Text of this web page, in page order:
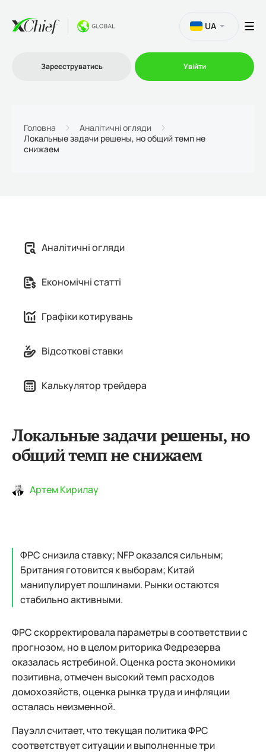
Платформи
UA
Зареєструватись Увійти
Головна
Аналітичні огляди
Локальные задачи решены, но общий темп не
снижаем
Аналітичні огляди
Економічні статті
Графіки котирувань
Відсоткові ставки
Калькулятор трейдера
Локальные задачи решены, но
общий темп не снижаем
Артем Кирилау
ФРС снизила ставку; NFP оказался сильным;
Британия готовится к выборам; Китай
манипулирует пошлинами. Рынки остаются
стабильно активными.
ФРС скорректировала параметры в соответствии с
прогнозом, но в целом риторика Федрезерва
оказалась ястребиной. Оценка роста экономики
позитивна, отмечен высокий темп расходов
домохозяйств, оценка рынка труда и инфляции
осталась неизменной.
Пауэлл считает, что текущая политика ФРС
соответствует ситуации и выполненные три